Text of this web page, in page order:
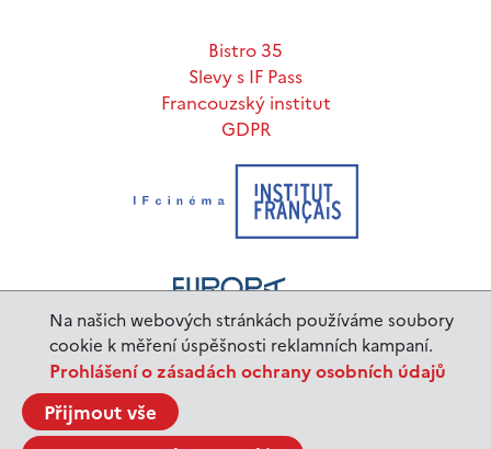
Na našich webových stránkách používáme soubory
cookie k měření úspěšnosti reklamních kampaní.
Prohlášení o zásadách ochrany osobních údajů
Přijmout vše
Bistro 35
Slevy s IF Pass
Francouzský institut
GDPR
© 2023 Institut français de Prague |
code:BurnITdesign:Tajpej Design